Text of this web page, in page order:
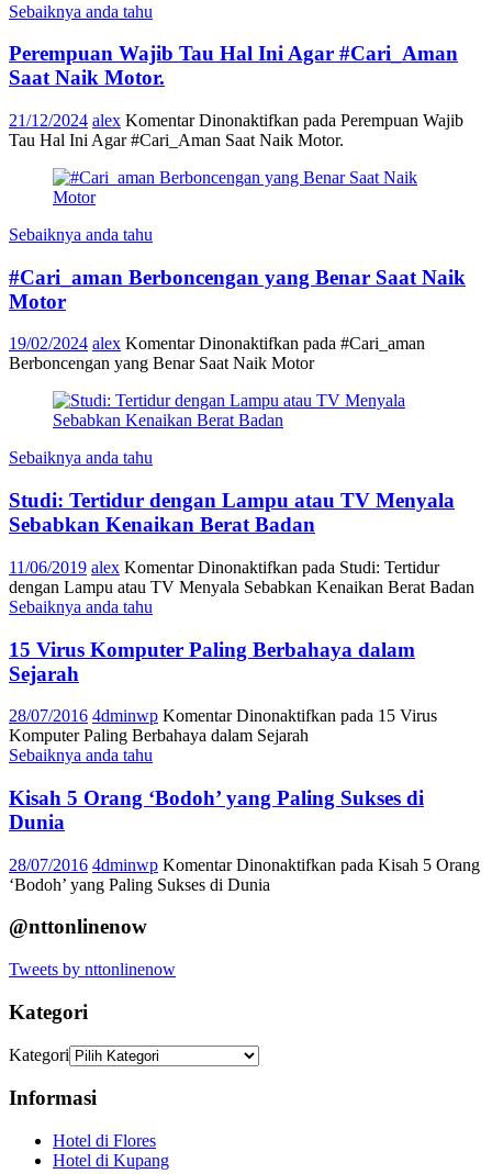
Sebaiknya anda tahu
Perempuan Wajib Tau Hal Ini Agar #Cari_Aman
Saat Naik Motor.
21/12/2024 alex Komentar Dinonaktifkan pada Perempuan Wajib
Tau Hal Ini Agar #Cari_Aman Saat Naik Motor.
Sebaiknya anda tahu
#Cari_aman Berboncengan yang Benar Saat Naik
Motor
19/02/2024 alex Komentar Dinonaktifkan pada #Cari_aman
Berboncengan yang Benar Saat Naik Motor
Sebaiknya anda tahu
Studi: Tertidur dengan Lampu atau TV Menyala
Sebabkan Kenaikan Berat Badan
11/06/2019 alex Komentar Dinonaktifkan pada Studi: Tertidur
dengan Lampu atau TV Menyala Sebabkan Kenaikan Berat Badan
Sebaiknya anda tahu
15 Virus Komputer Paling Berbahaya dalam
Sejarah
28/07/2016 4dminwp Komentar Dinonaktifkan pada 15 Virus
Komputer Paling Berbahaya dalam Sejarah
Sebaiknya anda tahu
Kisah 5 Orang ‘Bodoh’ yang Paling Sukses di
Dunia
28/07/2016 4dminwp Komentar Dinonaktifkan pada Kisah 5 Orang
‘Bodoh’ yang Paling Sukses di Dunia
@nttonlinenow
Tweets by nttonlinenow
Kategori
Kategori
Informasi
Hotel di Flores
Hotel di Kupang